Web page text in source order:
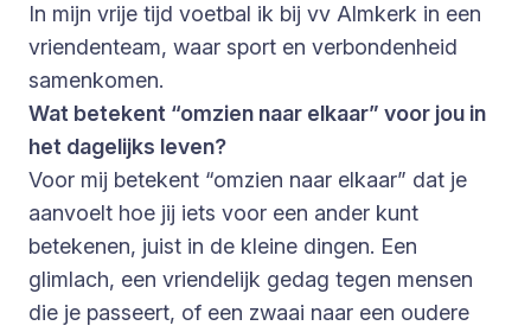
In mijn vrije tijd voetbal ik bij vv Almkerk in een
vriendenteam, waar sport en verbondenheid
samenkomen.
Wat betekent “omzien naar elkaar” voor jou in
het dagelijks leven?
Voor mij betekent “omzien naar elkaar” dat je
aanvoelt hoe jij iets voor een ander kunt
betekenen, juist in de kleine dingen. Een
glimlach, een vriendelijk gedag tegen mensen
die je passeert, of een zwaai naar een oudere